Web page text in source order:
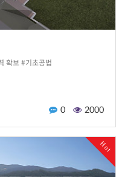
확보 #기초공법
0 2000
Hot